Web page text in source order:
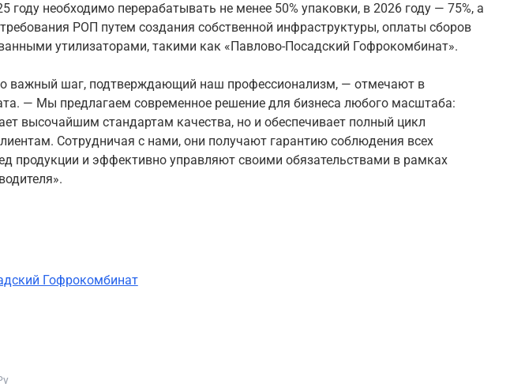
необходимо перерабатывать не менее 50% упаковки, в 2026 году — 75%, а
РОП путем создания собственной инфраструктуры, оплаты сборов
утилизаторами, такими как «Павлово-Посадский Гофрокомбинат».
важный шаг, подтверждающий наш профессионализм, — отмечают в
— Мы предлагаем современное решение для бизнеса любого масштаба:
высочайшим стандартам качества, но и обеспечивает полный цикл
Сотрудничая с нами, они получают гарантию соблюдения всех
продукции и эффективно управляют своими обязательствами в рамках
Гофрокомбинат